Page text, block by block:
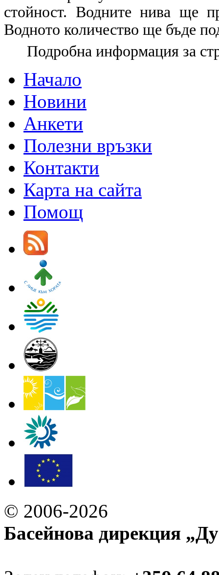
стойност. Водните нива ще
Водното количество ще бъде
Подробна информация за
Начало
Новини
Анкети
Полезни връзки
Контакти
Карта на сайта
Помощ
© 2006-2026
Басейнова дирекция